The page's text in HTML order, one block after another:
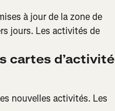
à jour de la zone de
jours. Les activités de
cartes d’activité
nouvelles activités. Les